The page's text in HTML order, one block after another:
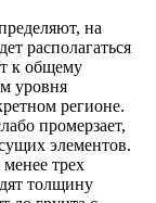
на
располагаться
к общему
уровня
регионе.
промерзает,
элементов.
трех
толщину